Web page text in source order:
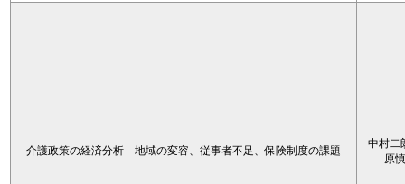
介護政策の経済分析 地域の変容、従事者不足、保険制度の課題
中村二
原